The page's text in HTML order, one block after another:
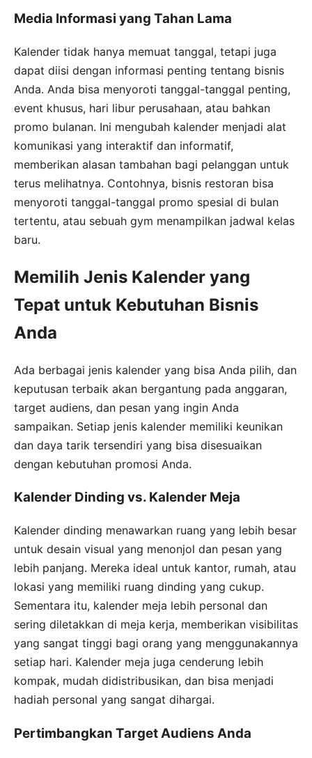
Media Informasi yang Tahan Lama
Kalender tidak hanya memuat tanggal, tetapi juga
dapat diisi dengan informasi penting tentang bisnis
Anda. Anda bisa menyoroti tanggal-tanggal penting,
event khusus, hari libur perusahaan, atau bahkan
promo bulanan. Ini mengubah kalender menjadi alat
komunikasi yang interaktif dan informatif,
memberikan alasan tambahan bagi pelanggan untuk
terus melihatnya. Contohnya, bisnis restoran bisa
menyoroti tanggal-tanggal promo spesial di bulan
tertentu, atau sebuah gym menampilkan jadwal kelas
baru.
Memilih Jenis Kalender yang
Tepat untuk Kebutuhan Bisnis
Anda
Ada berbagai jenis kalender yang bisa Anda pilih, dan
keputusan terbaik akan bergantung pada anggaran,
target audiens, dan pesan yang ingin Anda
sampaikan. Setiap jenis kalender memiliki keunikan
dan daya tarik tersendiri yang bisa disesuaikan
dengan kebutuhan promosi Anda.
Kalender Dinding vs. Kalender Meja
Kalender dinding menawarkan ruang yang lebih besar
untuk desain visual yang menonjol dan pesan yang
lebih panjang. Mereka ideal untuk kantor, rumah, atau
lokasi yang memiliki ruang dinding yang cukup.
Sementara itu, kalender meja lebih personal dan
sering diletakkan di meja kerja, memberikan visibilitas
yang sangat tinggi bagi orang yang menggunakannya
setiap hari. Kalender meja juga cenderung lebih
kompak, mudah didistribusikan, dan bisa menjadi
hadiah personal yang sangat dihargai.
Pertimbangkan Target Audiens Anda